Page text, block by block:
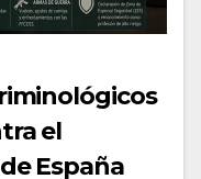
el
España